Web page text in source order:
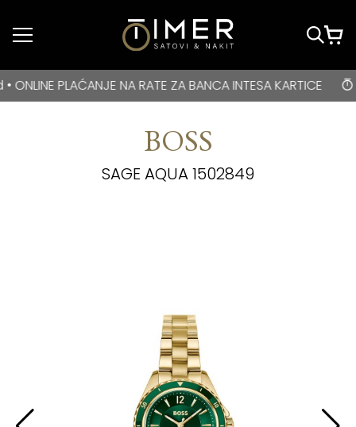
Idi do glavnog
BESPLATNA DOSTAVA za kupovine veće od 3000 rsd •
NA RATE ZA BANCA INTESA KARTICE
BOSS
SAGE AQUA 1502849